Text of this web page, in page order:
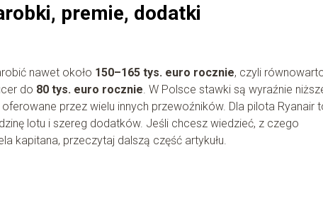
premie, dodatki
nawet około 150–165 tys. euro rocznie, czyli
do 80 tys. euro rocznie. W Polsce stawki są wyraźnie
przez wielu innych przewoźników. Dla pilota Ryanair
lotu i szereg dodatków. Jeśli chcesz wiedzieć, z czego
kapitana, przeczytaj dalszą część artykułu.